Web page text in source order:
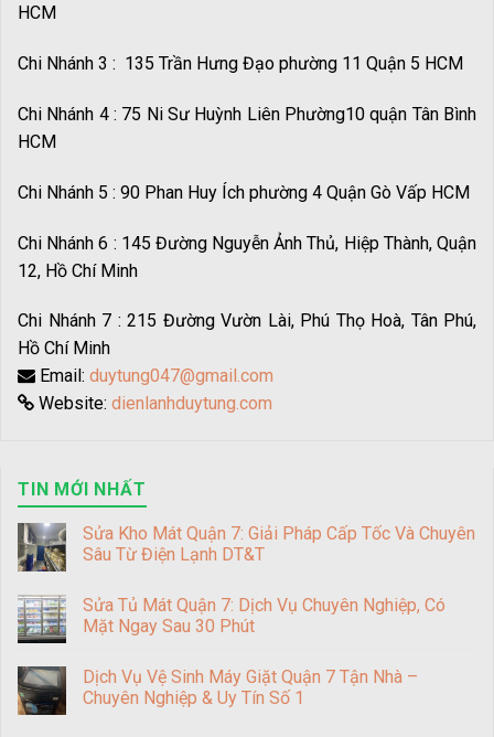
HCM
Chi Nhánh 3 : 135 Trần Hưng Đạo phường 11 Quận 5 HCM
Chi Nhánh 4 : 75 Ni Sư Huỳnh Liên Phường10 quận Tân Bình
HCM
Chi Nhánh 5 : 90 Phan Huy Ích phường 4 Quận Gò Vấp HCM
Chi Nhánh 6 : 145 Đường Nguyễn Ảnh Thủ, Hiệp Thành, Quận
12, Hồ Chí Minh
Chi Nhánh 7 : 215 Đường Vườn Lài, Phú Thọ Hoà, Tân Phú,
Hồ Chí Minh
Email: duytung047@gmail.com
Website: dienlanhduytung.com
TIN MỚI NHẤT
Sửa Kho Mát Quận 7: Giải Pháp Cấp Tốc Và Chuyên
Sâu Từ Điện Lạnh DT&T
Sửa Tủ Mát Quận 7: Dịch Vụ Chuyên Nghiệp, Có
Mặt Ngay Sau 30 Phút
Dịch Vụ Vệ Sinh Máy Giặt Quận 7 Tận Nhà –
Chuyên Nghiệp & Uy Tín Số 1